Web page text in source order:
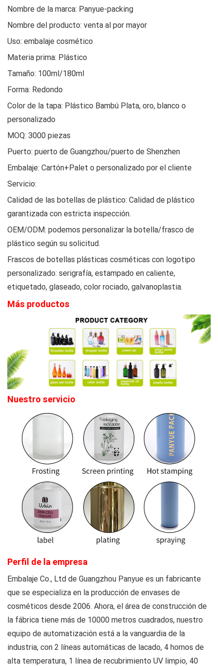
Nombre de la marca: Panyue-packing
Nombre del producto: venta al por mayor
Uso: embalaje cosmético
Materia prima: Plástico
Tamaño: 100ml/180ml
Forma: Redondo
Color de la tapa: Plástico Bambú Plata, oro, blanco o
personalizado
MOQ: 3000 piezas
Puerto: puerto de Guangzhou/puerto de Shenzhen
Embalaje: Cartón+Palet o personalizado por el cliente
Servicio:
Calidad de las botellas de plástico: Calidad de plástico
garantizada con estricta inspección.
OEM/ODM: podemos personalizar la botella/frasco de
plástico según su solicitud.
Frascos de botellas plásticas cosméticas con logotipo
personalizado: serigrafía, estampado en caliente,
etiquetado, glaseado, color rociado, galvanoplastia.
Más productos
Nuestro servicio
Perfil de la empresa
Embalaje Co., Ltd de Guangzhou Panyue es un fabricante
que se especializa en la producción de envases de
cosméticos desde 2006. Ahora, el área de construcción de
la fábrica tiene más de 10000 metros cuadrados, nuestro
equipo de automatización está a la vanguardia de la
industria, con 2 líneas automáticas de lacado, 4 hornos de
alta temperatura, 1 línea de recubrimiento UV limpio, 40